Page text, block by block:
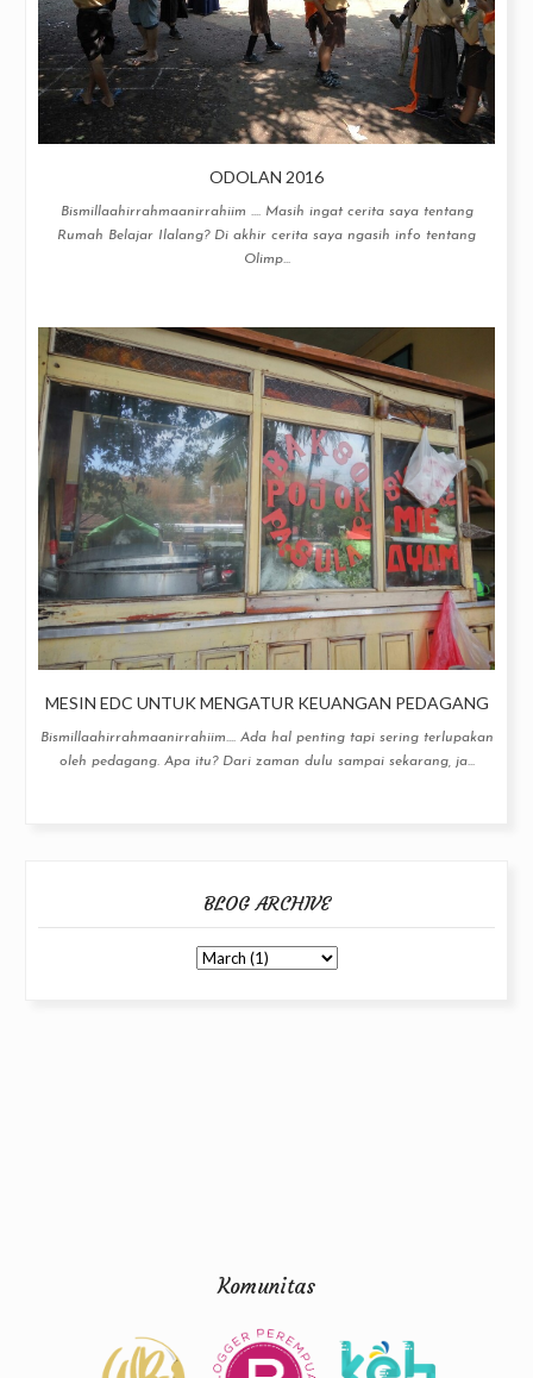
ODOLAN 2016
Bismillaahirrahmaanirrahiim .... Masih ingat cerita saya tentang
Rumah Belajar Ilalang? Di akhir cerita saya ngasih info tentang
Olimp...
MESIN EDC UNTUK MENGATUR KEUANGAN PEDAGANG
Bismillaahirrahmaanirrahiim.... Ada hal penting tapi sering terlupakan
oleh pedagang. Apa itu? Dari zaman dulu sampai sekarang, ja...
BLOG ARCHIVE
Komunitas